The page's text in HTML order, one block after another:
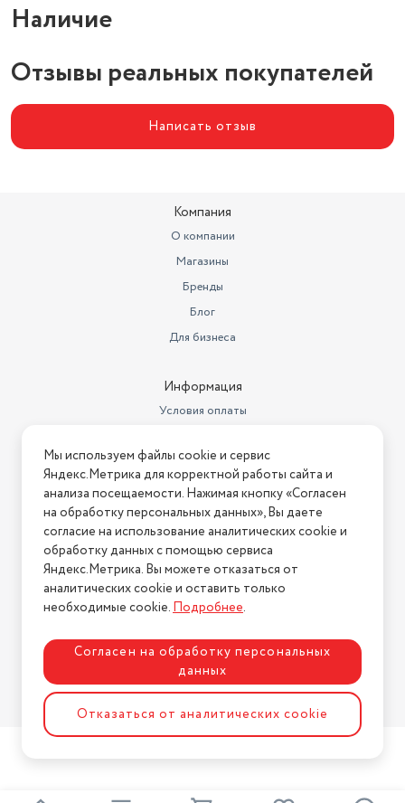
Наличие
Отзывы реальных покупателей
Написать отзыв
Компания
О компании
Магазины
Бренды
Блог
Для бизнеса
Информация
Условия оплаты
Условия возврата
Нашли ошибку на сайте? Напишите нам
2026 © Интернет-магазин "АстМаркет". У нас есть всё!
Политика конфиденциальности
Разработка сайтаASTDESIGN
Мы используем файлы cookie и сервис
Яндекс.Метрика для корректной работы сайта и
анализа посещаемости. Нажимая кнопку «Согласен
на обработку персональных данных», Вы даете
согласие на использование аналитических cookie и
обработку данных с помощью сервиса
Яндекс.Метрика. Вы можете отказаться от
аналитических cookie и оставить только
необходимые cookie.Подробнее.
Согласен на обработку персональных
данных
Отказаться от аналитических cookie